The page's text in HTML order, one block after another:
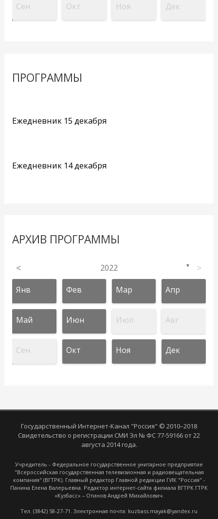
Сен Окт Ноя Дек
ПРОГРАММЫ
Ежедневник 15 декабря
Ежедневник 14 декабря
АРХИВ ПРОГРАММЫ
< 2022 ▼ >
Янв Фев Мар Апр
Май Июн Июл Авг
Сен Окт Ноя Дек
Государственный Интернет-Канал "Россия" © 2010–2018
Свидетельство о регистрации СМИ Эл № ФС 77-59166 от 22
августа 2014 года.
Учредитель - Федеральное государственное унитарное предприятие
"Всероссийская государственная телевизионная и радиовещательная
компания" (ВГТРК). Главный редактор Главной редакции ГИК "Россия" -
Панина Елена Валерьевна. Редактор интернет-сайта филиала ВГТРК ГТРК
«Кузбасс» – Отинов Андрей Михайлович.
Тел. (3842) 58-27-71. Электронная почта: kuzbass.mayak@yandex.ru